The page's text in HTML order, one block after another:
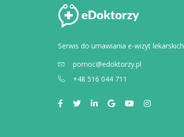
Serwis do umawiania e-wizyt lekarskich
pomoc@edoktorzy.pl
+48 516 044 711